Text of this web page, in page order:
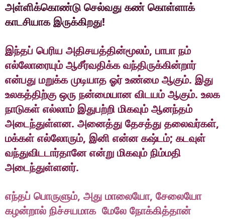
அள்ளிக்கொண்டு செல்வது கண் கொள்ளாக்
காடசியாக இருக்கிறது!
இந்தப் பெரிய அதிசயத்தின்மூலம், பாபா நம்
எல்லோரையும் ஆசீர்வதிக்க வந்திருக்கின்றார்
என்பது மறுக்க முடியாத ஓர் உண்மை ஆகும். இது
உலகத்திற்கு ஒரு நன்மையான விடயம் ஆகும். உலக
நாடுகள் எல்லாம் இதுபற்றி மிகவும் ஆனந்தம்
அடைந்துள்ளன. அனைத்து தேசத்து தலைவர்கள்,
மக்கள் எல்லோரும், இனி என்ன கஷ்டம்; கடவுள்
வந்துவிடடார்தானே என்று மிகவும் நிம்மதி
அடைந்துள்ளனர்.
எந்தப் பொருளும், அது மாலையோ, சேலையோ
கழன்றால் நிச்சயமாக மேலே நோக்கித்தான்